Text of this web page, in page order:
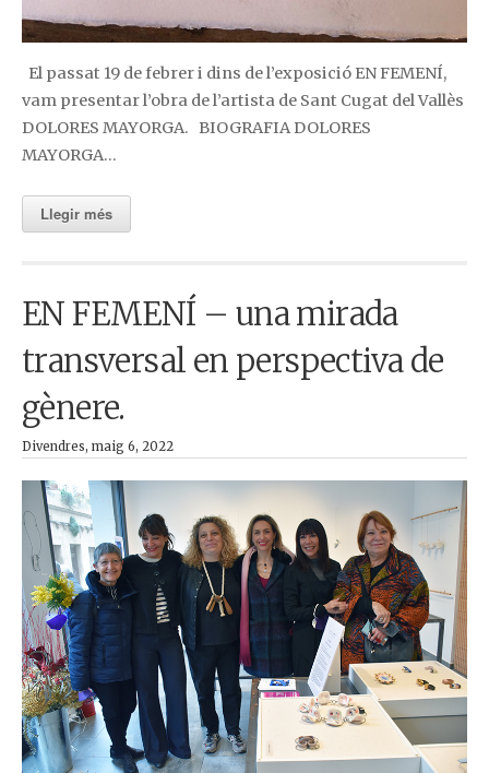
El passat 19 de febrer i dins de l’exposició EN FEMENÍ,
vam presentar l’obra de l’artista de Sant Cugat del Vallès
DOLORES MAYORGA. BIOGRAFIA DOLORES
MAYORGA…
Llegir més
EN FEMENÍ – una mirada
transversal en perspectiva de
gènere.
Divendres, maig 6, 2022